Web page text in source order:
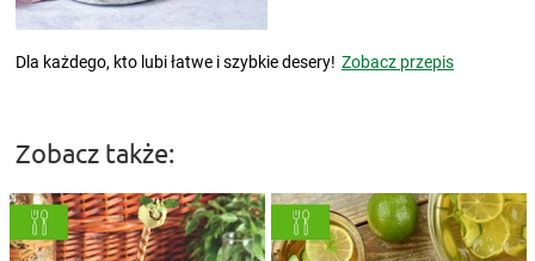
Dla każdego, kto lubi łatwe i szybkie desery! Zobacz przepis
Zobacz także: